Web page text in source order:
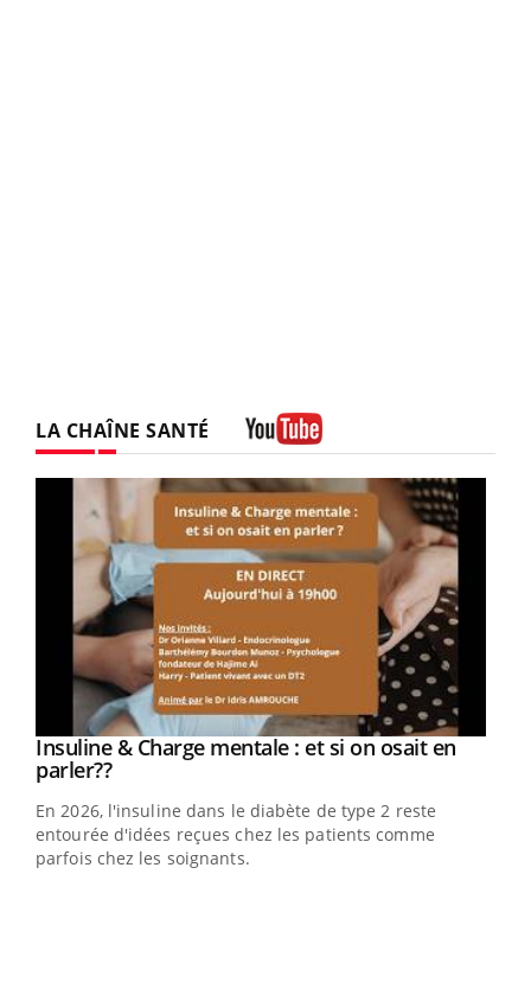
LA CHAÎNE SANTÉ
Youtube
Insuline & Charge mentale : et si on osait en
parler??Youtube
En 2026, l'insuline dans le diabète de type 2 reste
entourée d'idées reçues chez les patients comme
parfois chez les soignants.